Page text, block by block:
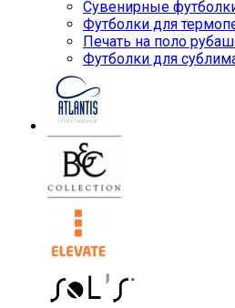
Сувенирные
Футболки для
Печать на поло
Футболки для